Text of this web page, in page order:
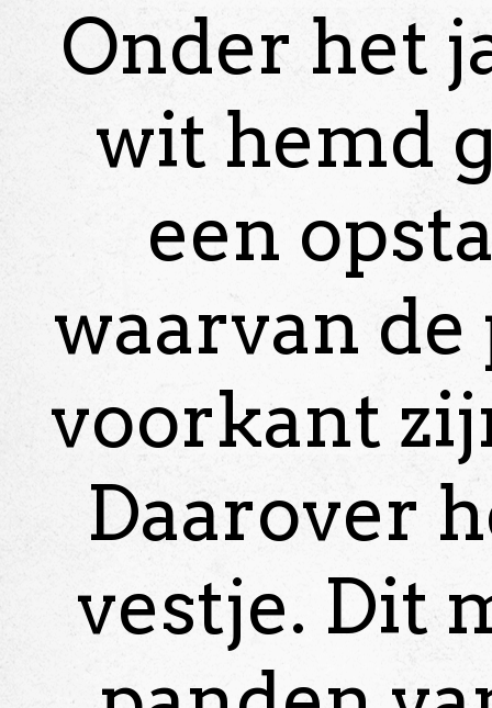
Onder het
wit hemd
een
waarvan
voorkant
Daarover
vestje. Dit